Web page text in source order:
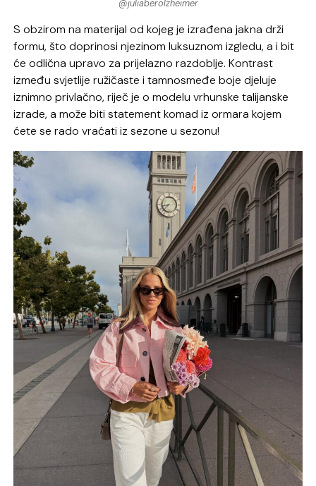
@juliaberolzheimer
S obzirom na materijal od kojeg je izrađena jakna drži
formu, što doprinosi njezinom luksuznom izgledu, a i bit
će odlična upravo za prijelazno razdoblje. Kontrast
između svjetlije ružičaste i tamnosmeđe boje djeluje
iznimno privlačno, riječ je o modelu vrhunske talijanske
izrade, a može biti statement komad iz ormara kojem
ćete se rado vraćati iz sezone u sezonu!